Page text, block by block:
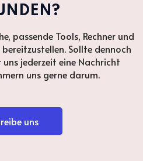
passende Tools, Rechner und
Sollte dennoch
jederzeit eine Nachricht
uns gerne darum.
uns